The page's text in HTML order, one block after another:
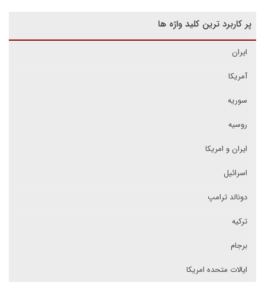
پر کاربرد ترین کلید واژه ها
ایران
آمریکا
سوریه
روسیه
ایران و امریکا
اسرائیل
دونالد ترامپ
ترکیه
برجام
ایالات متحده امریکا